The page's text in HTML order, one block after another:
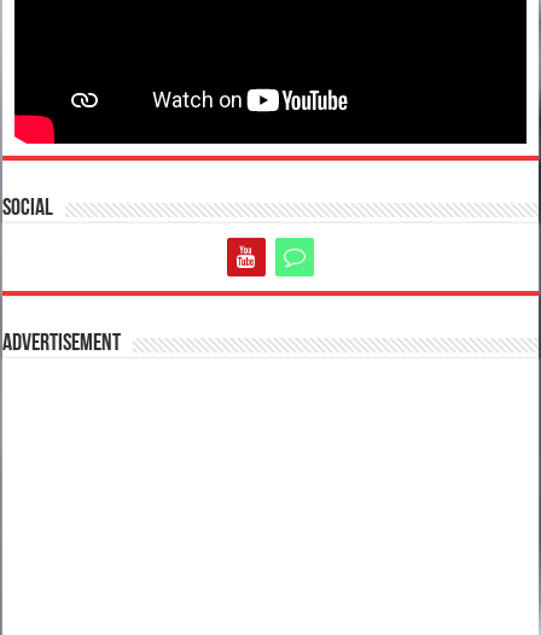
Social
Advertisement